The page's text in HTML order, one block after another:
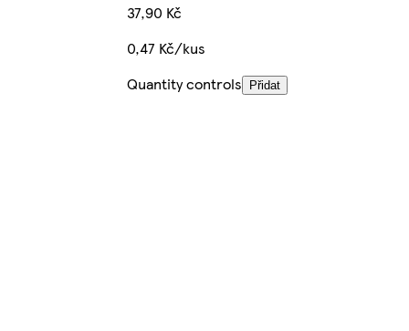
37,90 Kč
0,47 Kč/kus
Quantity controls
Přidat